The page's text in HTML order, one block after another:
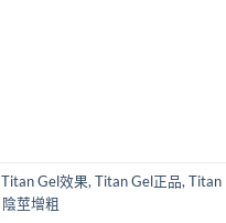
Titan Gel效果, Titan Gel正品, Titan
陰莖增粗